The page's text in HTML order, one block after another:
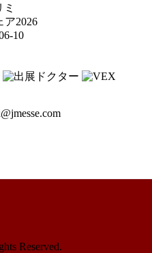
ア2026
10
Reserved.